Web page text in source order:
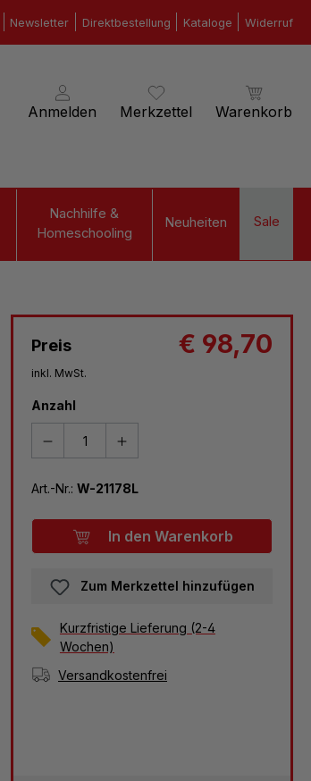
Newsletter Direktbestellung Kataloge Widerruf
Anmelden Merkzettel Warenkorb
Nachhilfe &
Homeschooling
Neuheiten Sale
Preis € 98,70
inkl. MwSt.
Anzahl
Art.-Nr.: W-21178L
In den Warenkorb
Zum Merkzettel hinzufügen
Kurzfristige Lieferung (2-4
Wochen)
Versandkostenfrei